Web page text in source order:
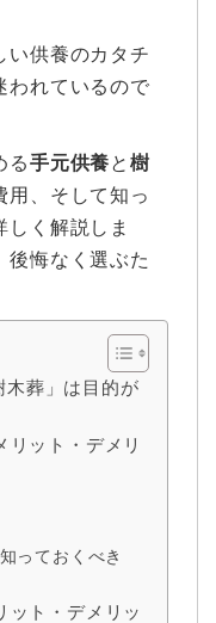
い供養のカタチ
われているので
る手元供養と樹
用、そして知っ
しく解説しま
後悔なく選ぶた
木葬」は目的が
リット・デメリ
っておくべき
ット・デメリッ